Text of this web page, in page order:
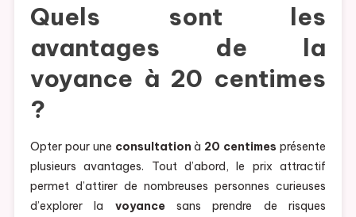
Quels sont les
avantages de la
voyance à 20 centimes
?
Opter pour une consultation à 20 centimes présente
plusieurs avantages. Tout d’abord, le prix attractif
permet d’attirer de nombreuses personnes curieuses
d’explorer la voyancesans prendre de risques